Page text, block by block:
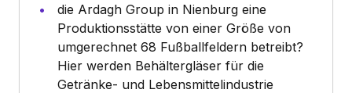
die Ardagh Group in Nienburg eine
Produktionsstätte von einer Größe von
umgerechnet 68 Fußballfeldern betreibt?
Hier werden Behältergläser für die
Getränke- und Lebensmittelindustrie